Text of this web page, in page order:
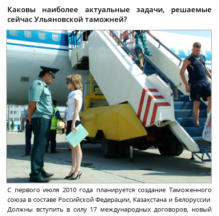
Каковы наиболее актуальные задачи, решаемые
сейчас Ульяновской таможней?
С первого июля 2010 года планируется создание Таможенного
союза в составе Российской Федерации, Казахстана и Белоруссии.
Должны вступить в силу 17 международных договоров, новый